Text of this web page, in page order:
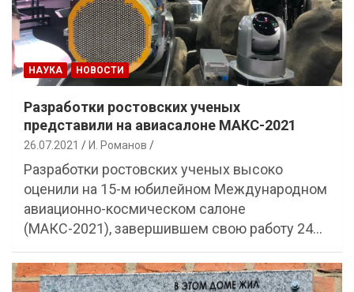
НАУКА НОВОСТИ
Разработки ростовских ученых
представили на авиасалоне МАКС-2021
26.07.2021 И. Романов
Разработки ростовских ученых высоко
оценили на 15-м юбилейном Международном
авиационно-космическом салоне
(МАКС-2021), завершившем свою работу 24…